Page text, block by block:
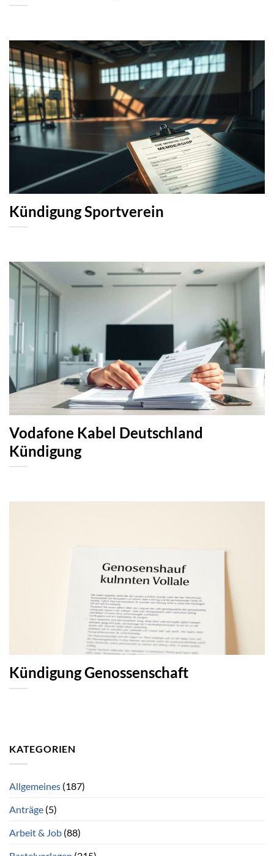
Kündigung Sportverein
Vodafone Kabel Deutschland
Kündigung
Kündigung Genossenschaft
KATEGORIEN
Allgemeines (187)
Anträge (5)
Arbeit & Job (88)